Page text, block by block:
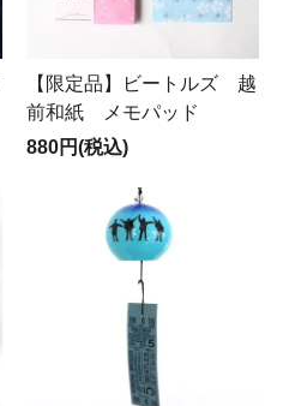
【限定品】ビートルズ 越
前和紙 メモパッド
880円(税込)